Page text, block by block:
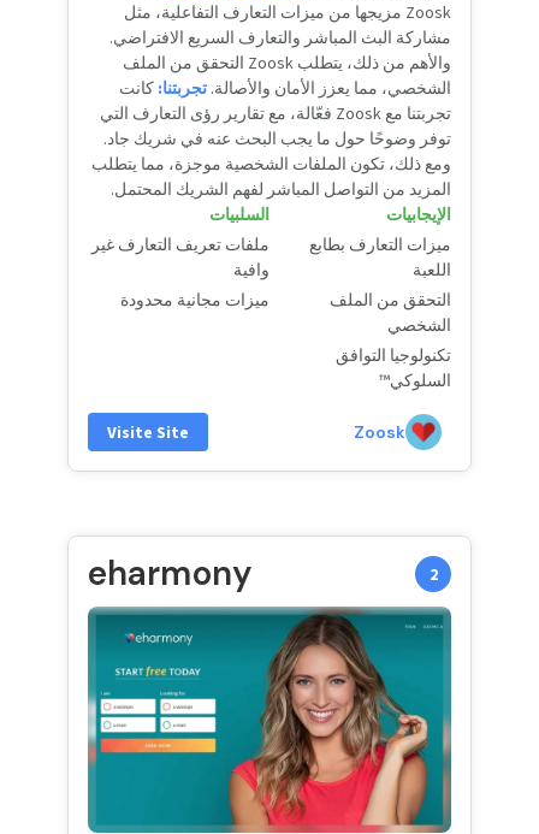
Zoosk مزيجها من ميزات التعارف التفاعلية، مثل
مشاركة البث المباشر والتعارف السريع الافتراضي.
والأهم من ذلك، يتطلب Zoosk التحقق من الملف
الشخصي، مما يعزز الأمان والأصالة. تجربتنا: كانت
تجربتنا مع Zoosk فعّالة، مع تقارير رؤى التعارف التي
توفر وضوحًا حول ما يجب البحث عنه في شريك جاد.
ومع ذلك، تكون الملفات الشخصية موجزة، مما يتطلب
المزيد من التواصل المباشر لفهم الشريك المحتمل.
الإيجابيات
ميزات التعارف بطابع
اللعبة
التحقق من الملف
الشخصي
تكنولوجيا التوافق
السلوكي™
السلبيات
ملفات تعريف التعارف غير
وافية
ميزات مجانية محدودة
Zoosk
Visite Site
2
eharmony